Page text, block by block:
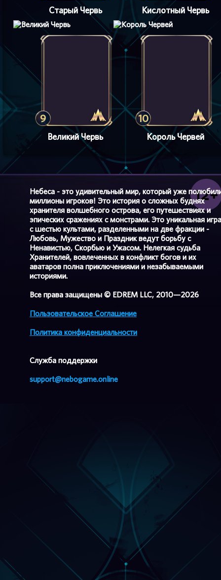
Старый Червь Кислотный Червь
9
Великий Червь
10
Король Червей
Небеса - это удивительный мир, который уже
миллионы игроков! Это история о сложных буднях
хранителя волшебного острова, его путешествиях и
эпических сражениях с монстрами. Это уникальная игра
с шестью культами, разделенными на две фракции -
Любовь, Мужество и Праздник ведут борьбу с
Ненавистью, Скорбью и Ужасом. Нелегкая судьба
Хранителей, вовлеченных в конфликт богов и их
аватаров полна приключениями и незабываемыми
историями.
Все права защищены © EDREM LLC, 2010—2026
Пользовательское Соглашение
Политика конфиденциальности
Cлужба поддержки
support@nebogame.online